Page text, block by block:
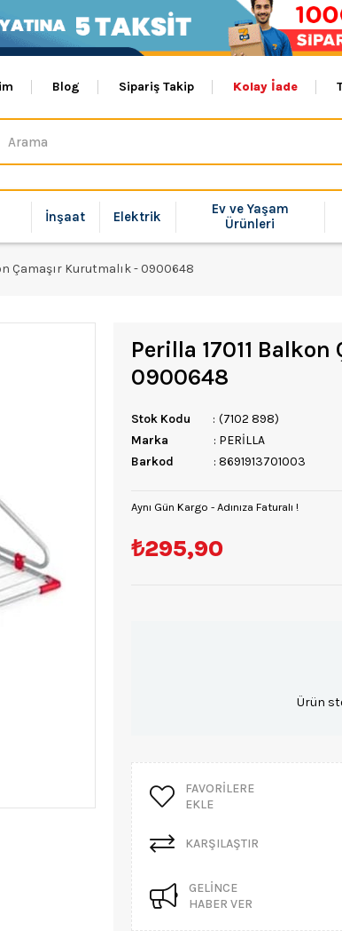
Blog Sipariş Takip Kolay İade
İnşaat Elektrik
Ev ve Yaşam
Ürünleri
Çamaşır Kurutmalık - 0900648
Perilla 17011
0900648
Stok Kodu
(7102 898)
Marka
: PERİLLA
Barkod
: 8691913701003
Aynı Gün Kargo - Adınıza Faturalı !
₺295,90
Ürün
FAVORILERE
EKLE
KARŞILAŞTIR
GELINCE
HABER VER